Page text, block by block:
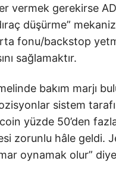
vermek gerekirse
düşürme”
fonu/backstop
sağlamaktır.
bakım marjı
sistem
yüzde 50’den
zorunlu hâle geldi.
oynamak olur”